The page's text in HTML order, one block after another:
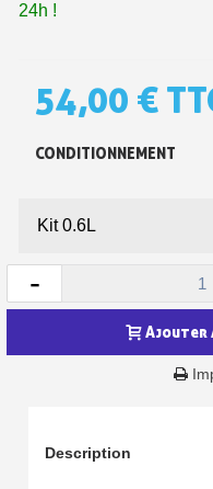
Inscription à la
Livraison
Livraison offerte en
Votre devis en
24h !
54,00 €
CONDITIONNEMENT
-
Ajouter
Description